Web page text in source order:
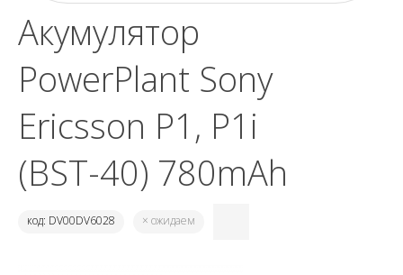
Акумулятор
PowerPlant Sony
Ericsson P1, P1i
(BST-40) 780mAh
код: DV00DV6028 × ожидаем